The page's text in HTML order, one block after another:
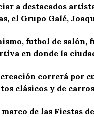
a destacados
el Grupo Galé,
futbol de salón,
en donde la
correrá por
clásicos y de
marco de las Fiestas